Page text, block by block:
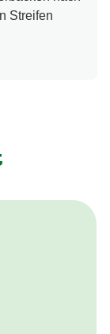
Streifen